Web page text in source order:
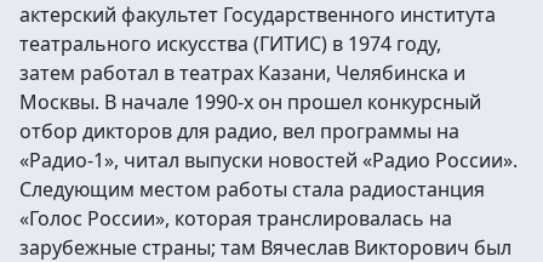
актерский факультет Государственного института
театрального искусства (ГИТИС) в 1974 году,
затем работал в театрах Казани, Челябинска и
Москвы. В начале 1990-х он прошел конкурсный
отбор дикторов для радио, вел программы на
«Радио-1», читал выпуски новостей «Радио России».
Следующим местом работы стала радиостанция
«Голос России», которая транслировалась на
зарубежные страны; там Вячеслав Викторович был